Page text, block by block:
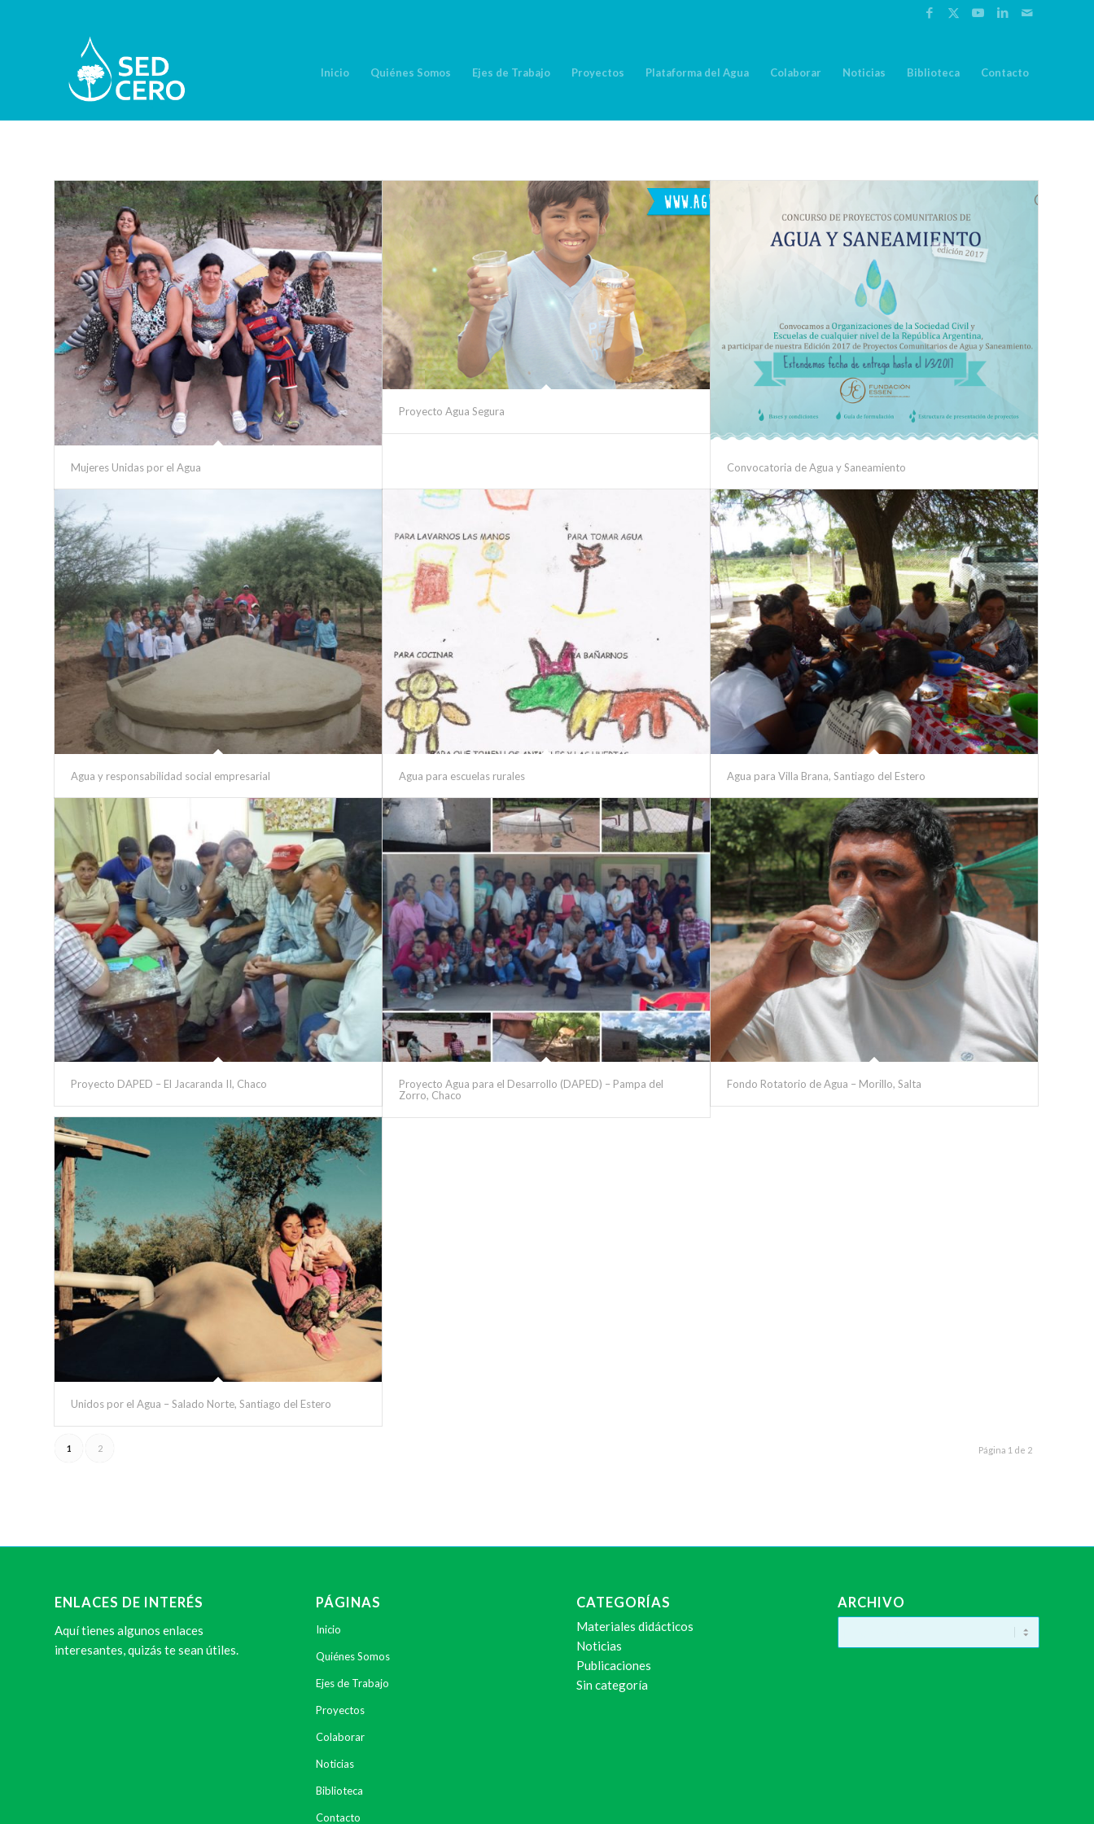
Inicio Quiénes Somos Ejes de Trabajo Proyectos Plataforma del Agua Colaborar Noticias Biblioteca Contacto
Mujeres Unidas por el Agua
Proyecto Agua Segura
Convocatoria de Agua y Saneamiento
Agua y responsabilidad social empresarial Agua para escuelas rurales Agua para Villa Brana, Santiago del Estero
Proyecto DAPED – El Jacaranda II, Chaco
Proyecto Agua para el Desarrollo (DAPED) – Pampa del
Zorro, Chaco
Fondo Rotatorio de Agua – Morillo, Salta
Unidos por el Agua – Salado Norte, Santiago del Estero
Página 1 de 2
1 2
ENLACES DE INTERÉS
Aquí tienes algunos enlaces
interesantes, quizás te sean útiles.
PÁGINAS
Inicio
Quiénes Somos
Ejes de Trabajo
Proyectos
Colaborar
Noticias
Biblioteca
Contacto
CATEGORÍAS
Materiales didácticos
Noticias
Publicaciones
Sin categoría
ARCHIVO